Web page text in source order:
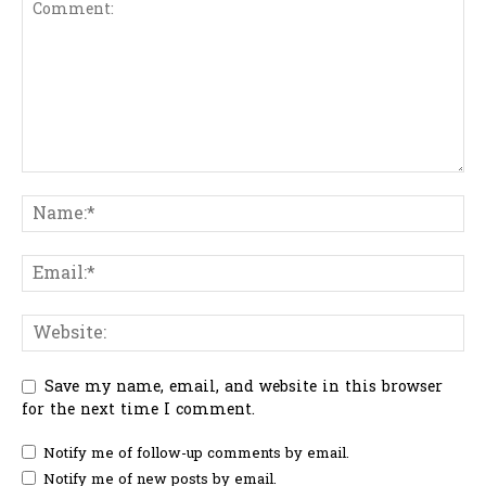
Save my name, email, and website in this browser
for the next time I comment.
Notify me of follow-up comments by email.
Notify me of new posts by email.